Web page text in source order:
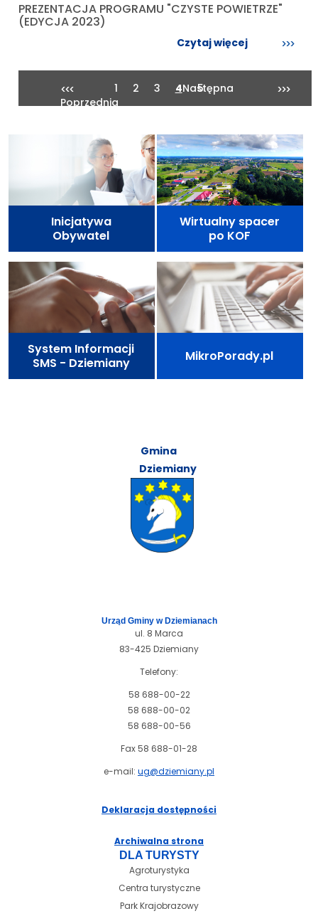
PREZENTACJA PROGRAMU "CZYSTE POWIETRZE"
(EDYCJA 2023)
Czytaj więcej
Poprzednia
1 2 3 4 5
Następna
Inicjatywa
Obywatel
Wirtualny spacer
po KOF
System Informacji
SMS - Dziemiany
MikroPorady.pl
Gmina
Dziemiany
Urząd Gminy w Dziemianach
ul. 8 Marca
83-425 Dziemiany
Telefony:
58 688-00-22
58 688-00-02
58 688-00-56
Fax 58 688-01-28
e-mail: ug@dziemiany.pl
Deklaracja dostępności
Archiwalna strona
DLA TURYSTY
Agroturystyka
Centra turystyczne
Park Krajobrazowy